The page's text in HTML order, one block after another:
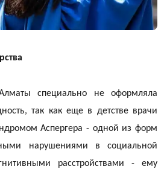
специально не оформляла
так как еще в детстве врачи
Аспергера - одной из форм
нарушениями в социальной
расстройствами - ему